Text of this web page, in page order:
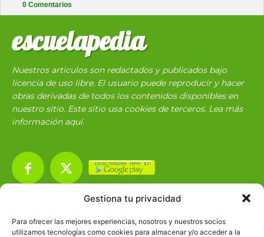
Gestiona tu privacidad
Para ofrecer las mejores experiencias, nosotros y nuestros socios
utilizamos tecnologías como cookies para almacenar y/o acceder a la
0 Comentarios
escuelapedia
Nuestros articulos son redactados y publicados bajo
licencia de uso libre. El usuario puede reproducir y hacer
obras derivadas de todos los contenidos disponibles en
nuestro sitio. Este sitio usa cookies de terceros. Lea más
información aquí.
Ciencias
2072